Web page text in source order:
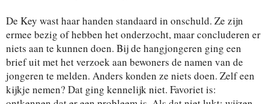
De Key wast haar handen standaard in onschuld. Ze zijn
ermee bezig of hebben het onderzocht, maar concluderen er
niets aan te kunnen doen. Bij de hangjongeren ging een
brief uit met het verzoek aan bewoners de namen van de
jongeren te melden. Anders konden ze niets doen. Zelf een
kijkje nemen? Dat ging kennelijk niet. Favoriet is: